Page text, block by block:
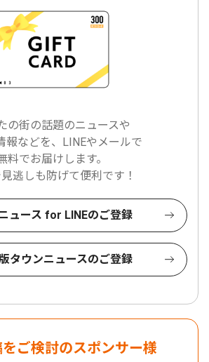
の街の話題のニュースや
報などを、LINEやメールで
料でお届けします。
逃しも防げて便利です！
ュース for LINEのご登録
タウンニュースのご登録
ご検討のスポンサー様